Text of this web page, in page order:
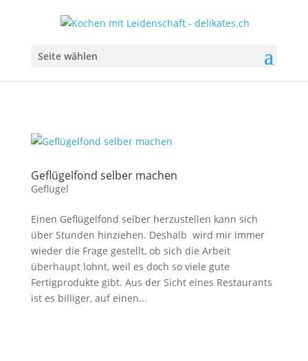
Seite wählen
Geflügelfond selber machen
Geflügel
Einen Geflügelfond selber herzustellen kann sich
über Stunden hinziehen. Deshalb wird mir immer
wieder die Frage gestellt, ob sich die Arbeit
überhaupt lohnt, weil es doch so viele gute
Fertigprodukte gibt. Aus der Sicht eines Restaurants
ist es billiger, auf einen...